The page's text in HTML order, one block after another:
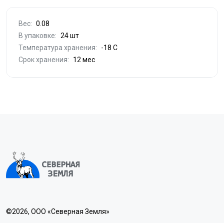
Вес: 0.08
В упаковке: 24 шт
Температура хранения:
-18 С
Срок хранения:
12 мес
©2026, ООО «Северная Земля»